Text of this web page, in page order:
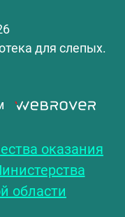
для слепых.
оказания
области